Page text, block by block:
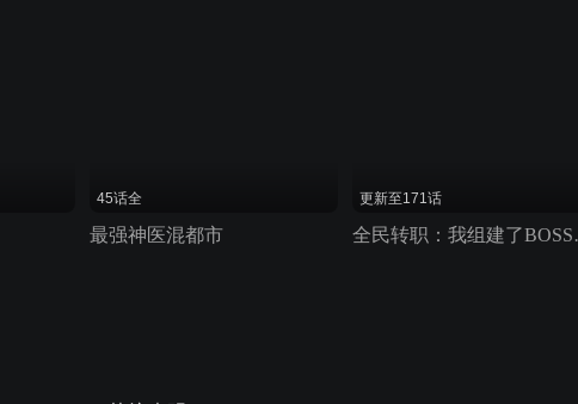
45话全
最强神医混都市
更新至171话
全